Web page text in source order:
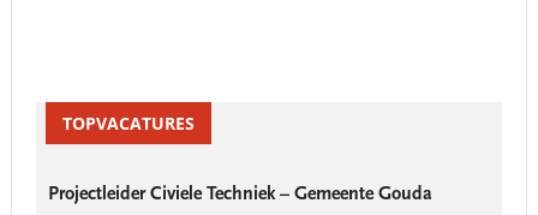
SidebarTOPVACATURES
Projectleider Civiele Techniek – Gemeente Gouda